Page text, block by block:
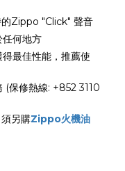
Zippo "Click" 聲音
任何地方
最佳性能，推薦使
(保修熱線: +852 3110
另購Zippo火機油